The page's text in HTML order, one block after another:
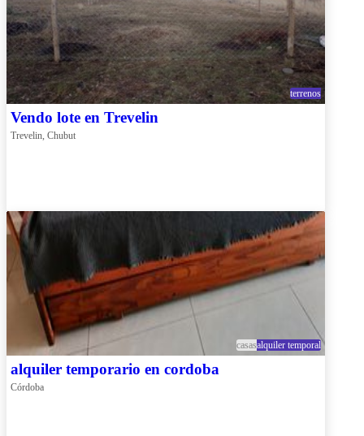
terrenos
Vendo lote en Trevelin
Trevelin, Chubut
casasalquiler temporal
alquiler temporario en cordoba
Córdoba